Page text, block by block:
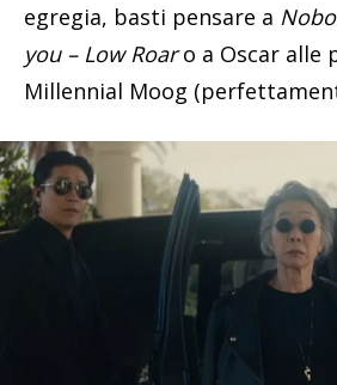
egregia, basti pensare a
you – Low Roaro a Oscar alle
Millennial Moog